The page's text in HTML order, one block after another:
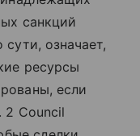
санкций
означает,
ресурсы
если
2 Council